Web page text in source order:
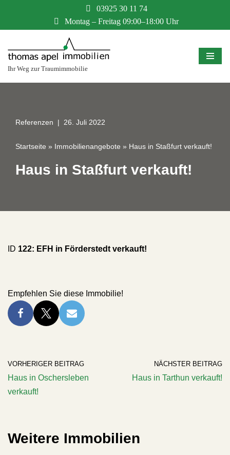
Zum
springen
03925 30 11 74
Montag – Freitag 09:00–18:00 Uhr
Ihr Weg zur Traumimmobilie
Referenzen 26. Juli 2022
Startseite » Immobilienangebote » Haus in Staßfurt verkauft!
Haus in Staßfurt verkauft!
ID 122: EFH in Förderstedt verkauft!
Empfehlen Sie diese Immobilie!
VORHERIGER BEITRAG
Haus in Oschersleben
verkauft!
NÄCHSTER BEITRAG
Haus in Tarthun verkauft!
Weitere Immobilien